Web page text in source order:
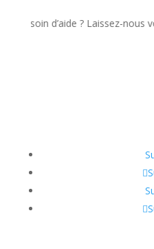
d’aide ? Laissez-nous vous